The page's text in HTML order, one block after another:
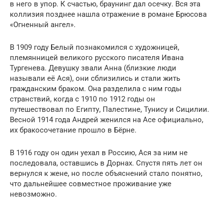
в него в упор. К счастью, браунинг дал осечку. Вся эта
коллизия позднее нашла отражение в романе Брюсова
«Огненный ангел».
В 1909 году Белый познакомился с художницей,
племянницей великого русского писателя Ивана
Тургенева. Девушку звали Анна (близкие люди
называли её Ася), они сблизились и стали жить
гражданским браком. Она разделила с ним годы
странствий, когда с 1910 по 1912 годы он
путешествовал по Египту, Палестине, Тунису и Сицилии.
Весной 1914 года Андрей женился на Асе официально,
их бракосочетание прошло в Бёрне.
В 1916 году он один уехал в Россию, Ася за ним не
последовала, оставшись в Дорнах. Спустя пять лет он
вернулся к жене, но после объяснений стало понятно,
что дальнейшее совместное проживание уже
невозможно.